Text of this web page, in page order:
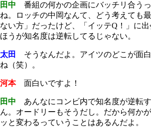
田中 番組の何かの企画にバッチリ合う
ね。ロッチの中岡なんて、どう考えても
ない方」だったけど、「イッテQ！」に
ほうが知名度は逆転してるじゃない。
太田
そうなんだよ。アイツのどこが面
ね（笑）。
河本面白いですよ！
田中 あんなにコンビ内で知名度が逆転
ん。オードリーもそうだし。だから何か
ッと変わるっていうことはあるんだよ。